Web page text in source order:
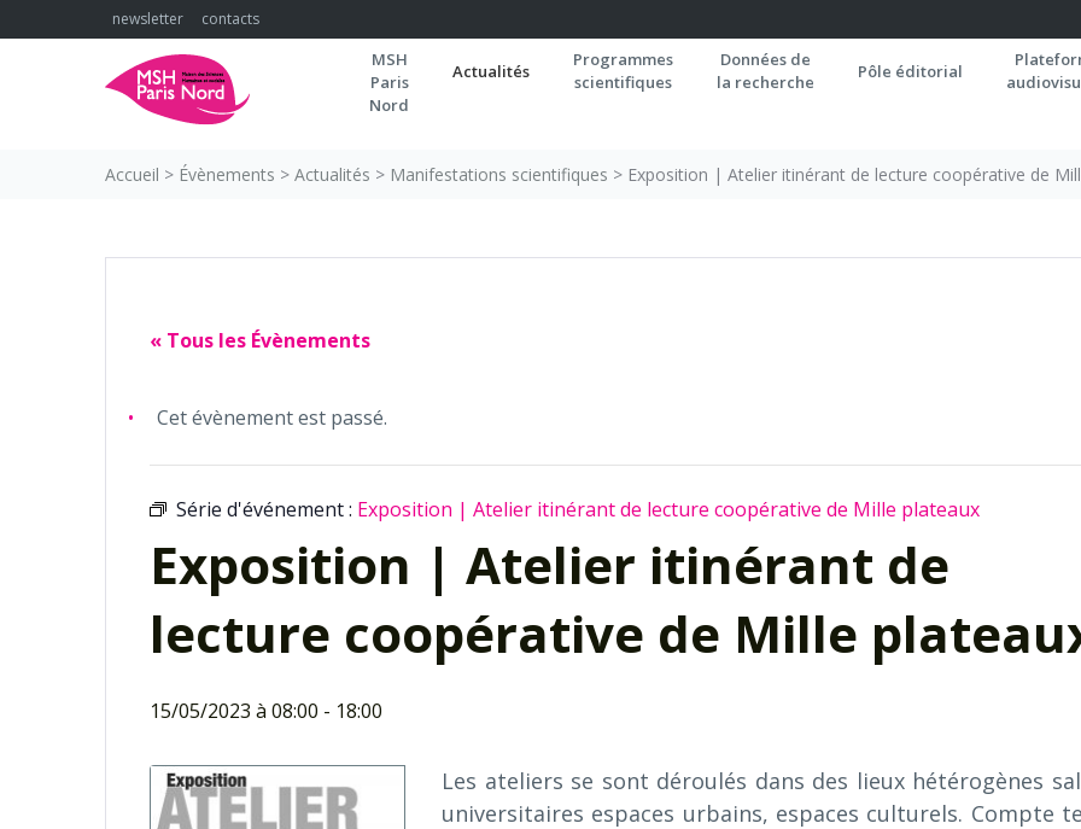
to
newsletter contacts
MSH
Paris
Nord
Actualités
Programmes
scientifiques
Données de
la recherche
Pôle éditorial
Accueil > Évènements > Actualités > Manifestations scientifiques > Exposition | Atelier itinérant de lecture coopérative de
« Tous les Évènements
Cet évènement est passé.
Série d'événement : Exposition | Atelier itinérant de lecture coopérative de Mille plateaux
Exposition | Atelier itinérant de
lecture coopérative de Mille
15/05/2023 à 08:00 - 18:00
Les ateliers se sont déroulés dans des lieux hétérogènes
universitaires espaces urbains, espaces culturels. Compte